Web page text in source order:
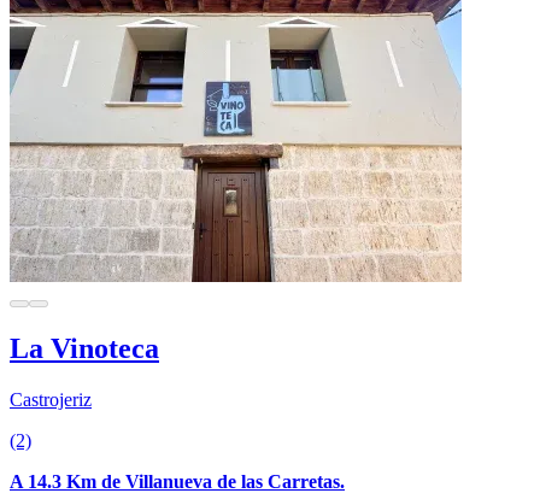
La Vinoteca
Castrojeriz
(2)
A 14.3 Km de Villanueva de las Carretas.